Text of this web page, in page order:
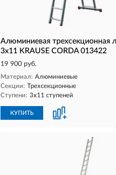
Алюминиевая трехсекционная
3х11 KRAUSE CORDA 013422
19 900 руб.
Материал: Алюминиевые
Секции: Трехсекционные
Ступени: 3х11 ступеней
КУПИТЬ